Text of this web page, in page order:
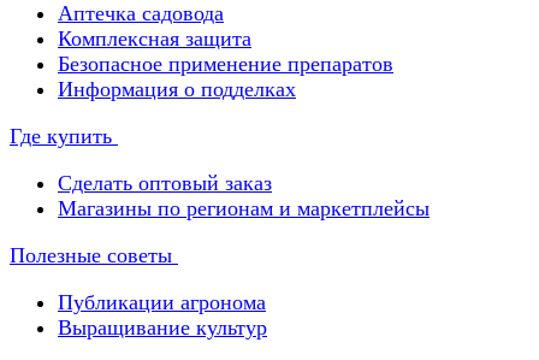
Аптечка садовода
Комплексная защита
Безопасное применение препаратов
Информация о подделках
Где купить
Сделать оптовый заказ
Магазины по регионам и маркетплейсы
Полезные советы
Публикации агронома
Выращивание культур